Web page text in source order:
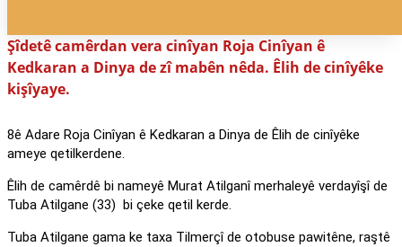
Şîdetê camêrdan vera cinîyan Roja Cinîyan ê
Kedkaran a Dinya de zî mabên nêda. Êlih de cinîyêke
kişîyaye.
8ê Adare Roja Cinîyan ê Kedkaran a Dinya de Êlih de cinîyêke
ameye qetilkerdene.
Êlih de camêrdê bi nameyê Murat Atilganî merhaleyê verdayîşî de
Tuba Atilgane (33) bi çeke qetil kerde.
Tuba Atilgane gama ke taxa Tilmerçî de otobuse pawitêne, raştê